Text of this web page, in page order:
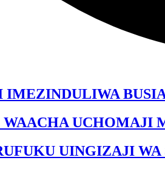
IMEZINDULIWA
WAACHA UCHOMAJI
UINGIZAJI